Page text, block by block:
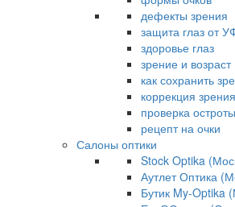
дефекты зрения
защита глаз от
здоровье глаз
зрение и возраст
как сохранить
коррекция
проверка
рецепт на очки
Салоны оптики
Stock Optika
Аутлет Оптика
Бутик My-Optika